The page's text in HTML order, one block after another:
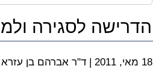
הדרישה לסגירה
18 מאי, 2011 | ד"ר אברהם בן עזרא